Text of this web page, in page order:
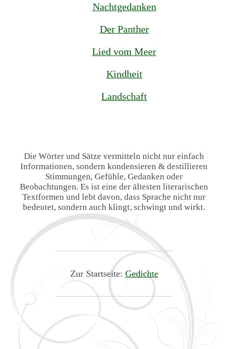
Nachtgedanken
Der Panther
Lied vom Meer
Kindheit
Landschaft
Die Wörter und Sätze vermitteln nicht nur einfach
Informationen, sondern kondensieren & destillieren
Stimmungen, Gefühle, Gedanken oder
Beobachtungen. Es ist eine der ältesten literarischen
Textformen und lebt davon, dass Sprache nicht nur
bedeutet, sondern auch klingt, schwingt und wirkt.
Zur Startseite: Gedichte